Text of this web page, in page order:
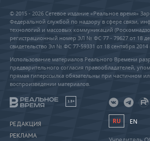
© 2015 - 2026 Сетевое издание «Реальное время»
Федеральной службой по надзору в сфере связи,
технологий и массовых коммуникаций
регистрационный номер ЭЛ № ФС 77 - 79627 от 18
свидетельство Эл № ФС 77-59331 от 18 сентября 2014
Использование материалов Реального Времени
предварительного согласия правообладателей,
прямая гиперссылка обязательны при частичном
воспроизведении материалов.
18+
РЕДАКЦИЯ
РЕКЛАМА
RU EN